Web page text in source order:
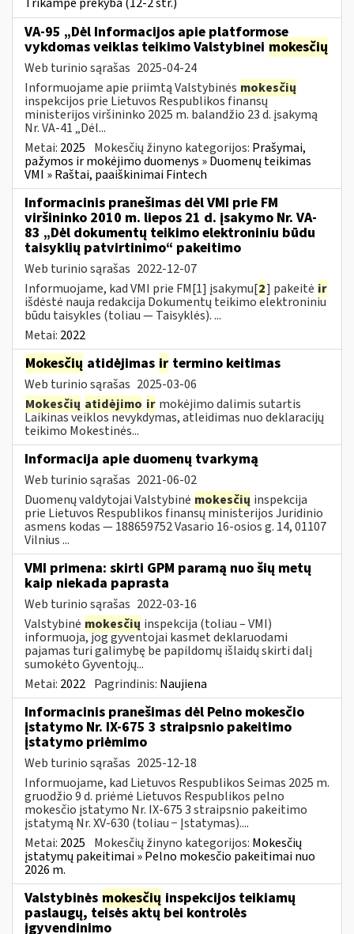
VA-95 „Dėl Informacijos apie platformose
vykdomas veiklas teikimo Valstybinei mokesčių
Web turinio sąrašas 2025-04-24
Informuojame apie priimtą Valstybinės mokesčių
inspekcijos prie Lietuvos Respublikos finansų
ministerijos viršininko 2025 m. balandžio 23 d. įsakymą
Nr. VA-41 „Dėl...
Metai: 2025 Mokesčių žinyno kategorijos: Prašymai,
pažymos ir mokėjimo duomenys » Duomenų teikimas
VMI » Raštai, paaiškinimai Fintech
Informacinis pranešimas dėl VMI prie FM
viršininko 2010 m. liepos 21 d. įsakymo Nr. VA-
83 „Dėl dokumentų teikimo elektroniniu būdu
taisyklių patvirtinimo“ pakeitimo
Web turinio sąrašas 2022-12-07
Informuojame, kad VMI prie FM[1] įsakymu[2] pakeitė ir
išdėstė nauja redakcija Dokumentų teikimo elektroniniu
būdu taisykles (toliau — Taisyklės). ...
Metai: 2022
Mokesčių atidėjimas ir termino keitimas
Web turinio sąrašas 2025-03-06
Mokesčių atidėjimo ir mokėjimo dalimis sutartis
Laikinas veiklos nevykdymas, atleidimas nuo deklaracijų
teikimo Mokestinės...
Informacija apie duomenų tvarkymą
Web turinio sąrašas 2021-06-02
Duomenų valdytojai Valstybinė mokesčių inspekcija
prie Lietuvos Respublikos finansų ministerijos Juridinio
asmens kodas — 188659752 Vasario 16-osios g. 14, 01107
Vilnius ...
VMI primena: skirti GPM paramą nuo šių metų
kaip niekada paprasta
Web turinio sąrašas 2022-03-16
Valstybinė mokesčių inspekcija (toliau – VMI)
informuoja, jog gyventojai kasmet deklaruodami
pajamas turi galimybę be papildomų išlaidų skirti dalį
sumokėto Gyventojų...
Metai: 2022 Pagrindinis: Naujiena
Informacinis pranešimas dėl Pelno mokesčio
įstatymo Nr. IX-675 3 straipsnio pakeitimo
įstatymo priėmimo
Web turinio sąrašas 2025-12-18
Informuojame, kad Lietuvos Respublikos Seimas 2025 m.
gruodžio 9 d. priėmė Lietuvos Respublikos pelno
mokesčio įstatymo Nr. IX-675 3 straipsnio pakeitimo
įstatymą Nr. XV-630 (toliau − Įstatymas)....
Metai: 2025 Mokesčių žinyno kategorijos: Mokesčių
įstatymų pakeitimai » Pelno mokesčio pakeitimai nuo
2026 m.
Valstybinės mokesčių inspekcijos teikiamų
paslaugų, teisės aktų bei kontrolės
įgyvendinimo